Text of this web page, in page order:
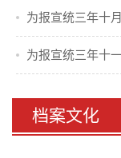
档案文化